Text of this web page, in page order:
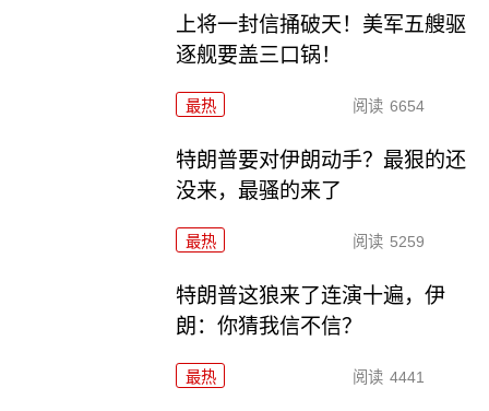
上将一封信捅破天！美军五艘驱
逐舰要盖三口锅！
最热 阅读 6654
特朗普要对伊朗动手？最狠的还
没来，最骚的来了
最热 阅读 5259
特朗普这狼来了连演十遍，伊
朗：你猜我信不信？
最热 阅读 4441